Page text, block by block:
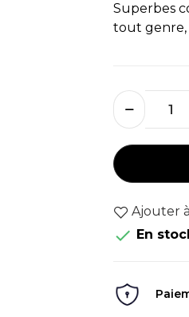
Superbes
tout genre,
Ajouter
 En